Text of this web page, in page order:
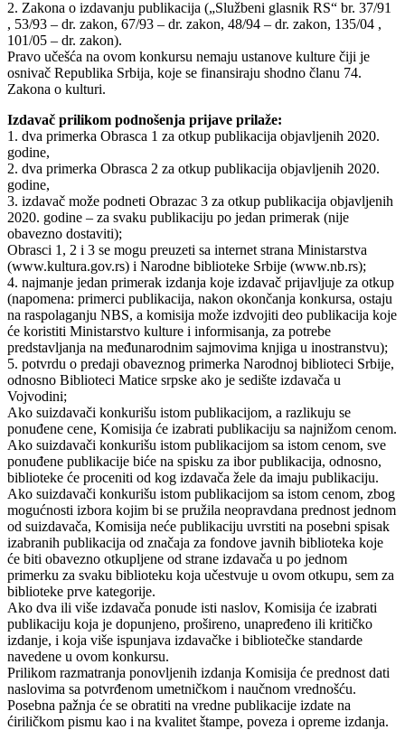
2. Zakona o izdavanju publikacija („Službeni glasnik RS“ br. 37/91
, 53/93 – dr. zakon, 67/93 – dr. zakon, 48/94 – dr. zakon, 135/04 ,
101/05 – dr. zakon).
Pravo učešća na ovom konkursu nemaju ustanove kulture čiji je
osnivač Republika Srbija, koje se finansiraju shodno članu 74.
Zakona o kulturi.
Izdavač prilikom podnošenja prijave prilaže:
1. dva primerka Obrasca 1 za otkup publikacija objavljenih 2020.
godine,
2. dva primerka Obrasca 2 za otkup publikacija objavljenih 2020.
godine,
3. izdavač može podneti Obrazac 3 za otkup publikacija objavljenih
2020. godine – za svaku publikaciju po jedan primerak (nije
obavezno dostaviti);
Obrasci 1, 2 i 3 se mogu preuzeti sa internet strana Ministarstva
(www.kultura.gov.rs) i Narodne biblioteke Srbije (www.nb.rs);
4. najmanje jedan primerak izdanja koje izdavač prijavljuje za otkup
(napomena: primerci publikacija, nakon okončanja konkursa, ostaju
na raspolaganju NBS, a komisija može izdvojiti deo publikacija koje
će koristiti Ministarstvo kulture i informisanja, za potrebe
predstavljanja na međunarodnim sajmovima knjiga u inostranstvu);
5. potvrdu o predaji obaveznog primerka Narodnoj biblioteci Srbije,
odnosno Biblioteci Matice srpske ako je sedište izdavača u
Vojvodini;
Ako suizdavači konkurišu istom publikacijom, a razlikuju se
ponuđene cene, Komisija će izabrati publikaciju sa najnižom cenom.
Ako suizdavači konkurišu istom publikacijom sa istom cenom, sve
ponuđene publikacije biće na spisku za ibor publikacija, odnosno,
biblioteke će proceniti od kog izdavača žele da imaju publikaciju.
Ako suizdavači konkurišu istom publikacijom sa istom cenom, zbog
mogućnosti izbora kojim bi se pružila neopravdana prednost jednom
od suizdavača, Komisija neće publikaciju uvrstiti na posebni spisak
izabranih publikacija od značaja za fondove javnih biblioteka koje
će biti obavezno otkupljene od strane izdavača u po jednom
primerku za svaku biblioteku koja učestvuje u ovom otkupu, sem za
biblioteke prve kategorije.
Ako dva ili više izdavača ponude isti naslov, Komisija će izabrati
publikaciju koja je dopunjeno, prošireno, unapređeno ili kritičko
izdanje, i koja više ispunjava izdavačke i bibliotečke standarde
navedene u ovom konkursu.
Prilikom razmatranja ponovljenih izdanja Komisija će prednost dati
naslovima sa potvrđenom umetničkom i naučnom vrednošću.
Posebna pažnja će se obratiti na vredne publikacije izdate na
ćiriličkom pismu kao i na kvalitet štampe, poveza i opreme izdanja.